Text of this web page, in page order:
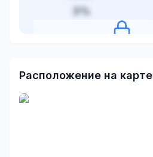
3 %
Расположение на карте